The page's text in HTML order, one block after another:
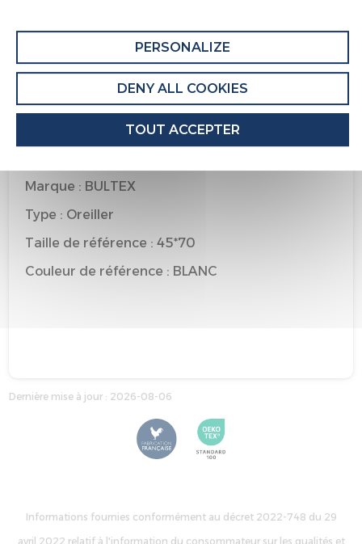
QUALITÉS ET CARACTÉRISTIQUES
ENVIRONNEMENTALES DE L’EMBALLAGE
Recyclabilité de l'emballage : Entièrement
INFORMATIONS PRODUIT
Marque : BULTEX
Type : Oreiller
Taille de référence : 45*70
Couleur de référence : BLANC
Dernière mise à jour : 2026-08-06
Informations fournies conformément au décret 2022-748 du 29
avril 2022 relatif à l'information du consommateur sur les qualités et
PERSONALIZE
DENY ALL COOKIES
TOUT ACCEPTER